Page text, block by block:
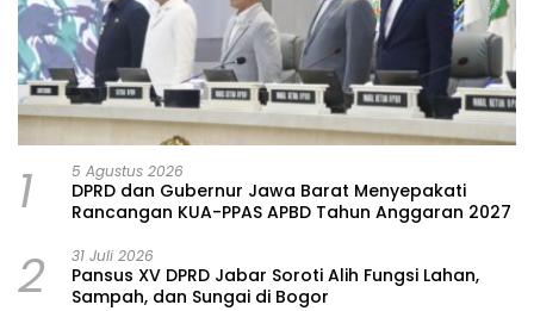
1 5 Agustus 2026
DPRD dan Gubernur Jawa Barat Menyepakati
Rancangan KUA-PPAS APBD Tahun Anggaran 2027
2 31 Juli 2026
Pansus XV DPRD Jabar Soroti Alih Fungsi Lahan,
Sampah, dan Sungai di Bogor